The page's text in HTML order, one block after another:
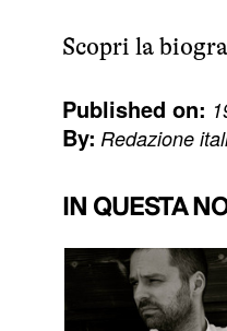
Scopri la
Published on:
By: Redazione
IN QUESTA